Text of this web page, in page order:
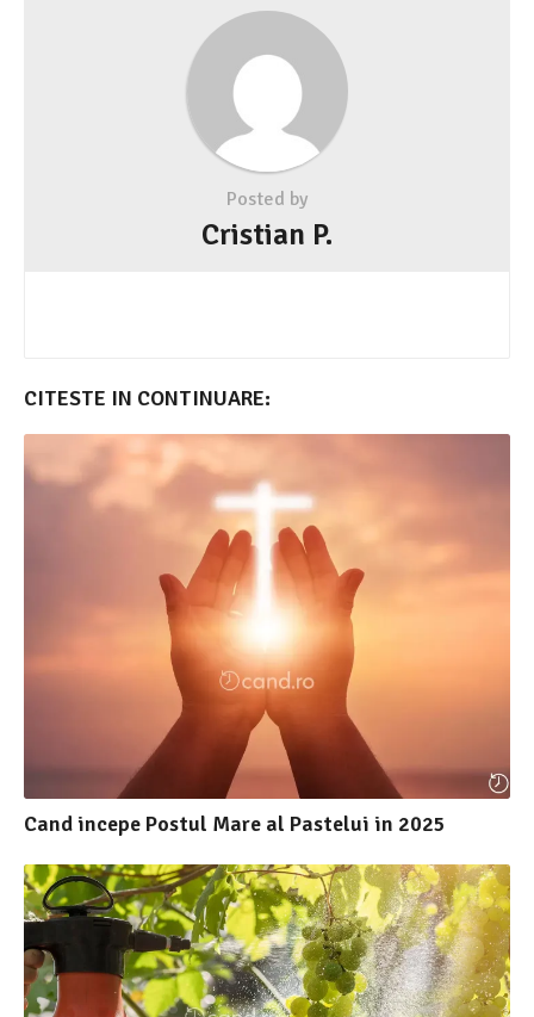
Posted by
Cristian P.
CITESTE IN CONTINUARE:
Cand incepe Postul Mare al Pastelui in 2025